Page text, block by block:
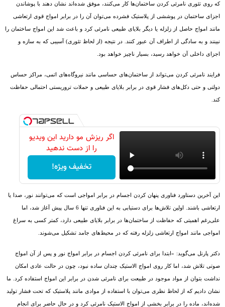
که روی تئوری نامرئی کردن ساختمان‌ها کار می‌کنند، موفق شده‌اند نشان دهند با پوشاندن
اجزای ساختمان در پوششی از پلاستیک فشرده می‌توان آن را در برابر امواج قوی ارتعاشی
مانند امواج حاصل از زلزله یا دیگر بلایای طبیعی نامرئی کرد و باعث شد این امواج ساختمان را
نبینند و به سادگی از اطراف آن عبور کنند. در نتیجه (از لحاظ تئوری) آسیبی که به سازه و
اجزای داخلی آن خواهد رسید، بسیار ناچیز خواهد بود.
فرایند نامرئی کردن می‌تواند از ساختمان‌های حساسی مانند نیروگاه‌های اتمی، مراکز حساس
دولتی و حتی دکل‌های فشار قوی در برابر بلایای طبیعی و حملات تروریستی احتمالی حفاظت
کند.
اگر ریزش مو دارید این ویدیو
را از دست ندهید
تخفیف ویژه!
این آخرین دستاورد فناوری پنهان کردن اجسام در برابر امواجی است که می‌توانند نور، صدا یا
ارتعاشی باشند. اولین تلاش‌ها برای دستیابی به این فناوری تنها 6 سال پیش آغاز شد، اما
علی‌رغم اهمیتی که حفاظت از ساختمان‌ها در برابر بلایای طبیعی دارد، کمتر کسی به سراغ
امواجی مانند امواج ارتعاشی زلزله رفته که در محیط‌های جامد تشکیل می‌شوند.
دکتر پارنل می‌گوید: «ابتدا برای نامرئی کردن اجسام در برابر امواج نور و پس از آن امواج
صوتی تلاش شد، اما کار روی امواج الاستیک چندان ساده نبود، چون در حالت عادی امکان
نداشت بتوان از مواد موجود در طبیعت برای نامرئی شدن در برابر این امواج استفاده کرد. ما
نشان دادیم که از لحاظ نظری می‌توان با استفاده از موادی مانند پلاستیک که تحت فشار تولید
شده‌اند، ماده را در برابر بخشی از امواج الاستیک نامرئی کرد و در حال حاضر برای انجام